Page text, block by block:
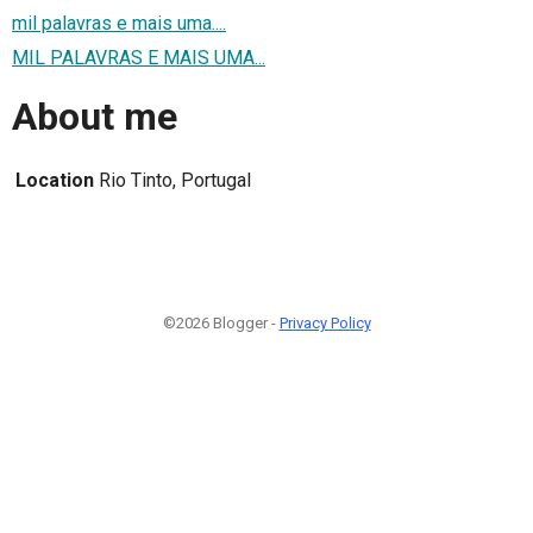
mil palavras e mais uma....
MIL PALAVRAS E MAIS UMA...
About me
Location Rio Tinto, Portugal
©2026 Blogger - Privacy Policy